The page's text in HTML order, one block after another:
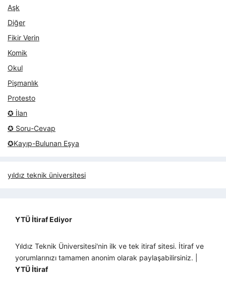
Aşk
Diğer
Fikir Verin
Komik
Okul
Pişmanlık
Protesto
✪ İlan
✪ Soru-Cevap
✪Kayıp-Bulunan Eşya
yıldız teknik üniversitesi
YTÜ İtiraf Ediyor
Yıldız Teknik Üniversitesi'nin ilk ve tek itiraf sitesi. İtiraf ve
yorumlarınızı tamamen anonim olarak paylaşabilirsiniz. |
YTÜ İtiraf